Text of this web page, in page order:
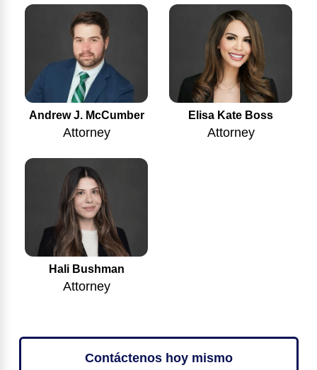
Andrew J. McCumber
Attorney
Elisa Kate Boss
Attorney
Hali Bushman
Attorney
Contáctenos hoy mismo